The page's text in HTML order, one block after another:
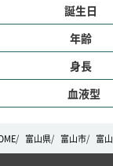
誕生日
年齢
身長
血液型
富山県 富山市 富山